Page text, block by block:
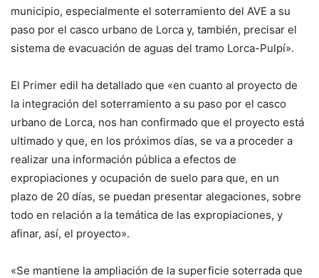
municipio, especialmente el soterramiento del AVE a su
paso por el casco urbano de Lorca y, también, precisar el
sistema de evacuación de aguas del tramo Lorca-Pulpí».
El Primer edil ha detallado que «en cuanto al proyecto de
la integración del soterramiento a su paso por el casco
urbano de Lorca, nos han confirmado que el proyecto está
ultimado y que, en los próximos días, se va a proceder a
realizar una información pública a efectos de
expropiaciones y ocupación de suelo para que, en un
plazo de 20 días, se puedan presentar alegaciones, sobre
todo en relación a la temática de las expropiaciones, y
afinar, así, el proyecto».
«Se mantiene la ampliación de la superficie soterrada que